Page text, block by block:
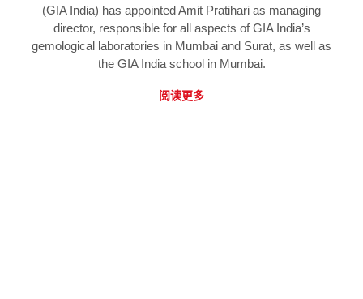
(GIA India) has appointed Amit Pratihari as managing
director, responsible for all aspects of GIA India’s
gemological laboratories in Mumbai and Surat, as well as
the GIA India school in Mumbai.
阅读更多